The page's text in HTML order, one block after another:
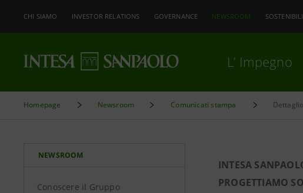
CHI SIAMO INVESTOR RELATIONS GOVERNANCE NEWSROOM
L’ Impegno
Homepage Newsroom Comunicati stampa
NEWSROOM
Conoscere il Gruppo
INTESA
PROGETTIAMO